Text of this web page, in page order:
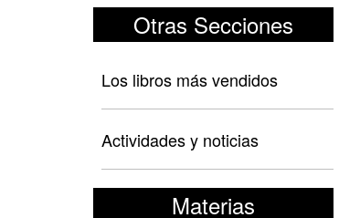
Otras Secciones
Los libros más vendidos
Actividades y noticias
Materias